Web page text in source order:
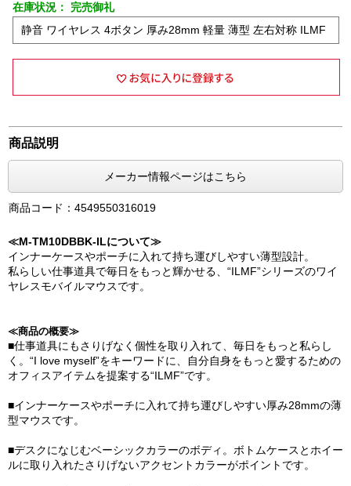
在庫状況： 完売御礼
静音 ワイヤレス 4ボタン 厚み28mm 軽量 薄型 左右対称 ILMF
商品説明
メーカー情報ページはこちら
商品コード：4549550316019
≪M-TM10DBBK-ILについて≫
インナーケースやポーチに入れて持ち運びしやすい薄型設計。
私らしい仕事道具で毎日をもっと輝かせる、“ILMF”シリーズのワイ
ヤレスモバイルマウスです。
≪商品の概要≫
■仕事道具にもさりげなく個性を取り入れて、毎日をもっと私らし
く。“I love myself”をキーワードに、自分自身をもっと愛するための
オフィスアイテムを提案する“ILMF”です。
■インナーケースやポーチに入れて持ち運びしやすい厚み28mmの薄
型マウスです。
■デスクになじむベーシックカラーのボディ。ボトムケースとホイー
ルに取り入れたさりげないアクセントカラーがポイントです。